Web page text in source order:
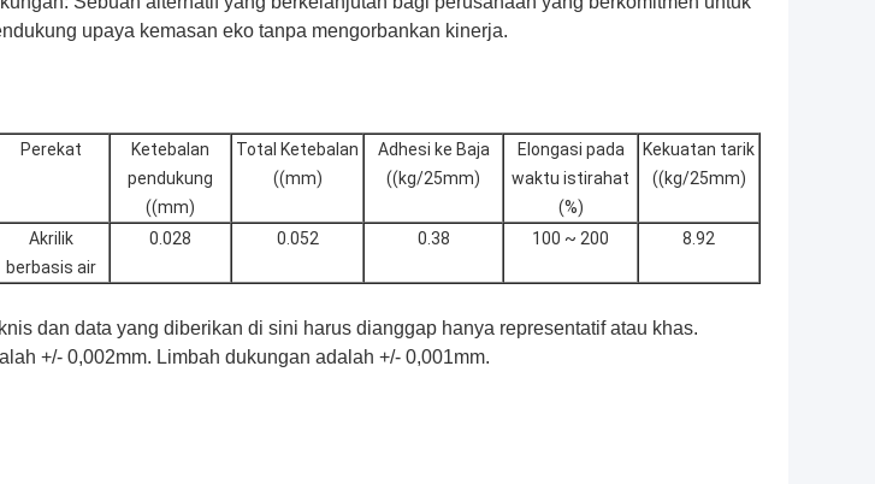
upaya kemasan eko tanpa mengorbankan kinerja.
Perekat
Ketebalan
pendukung
((mm)
Total Ketebalan
((mm)
Adhesi ke Baja
((kg/25mm)
Elongasi pada
waktu istirahat
(%)
Kekuatan tarik
((kg/25mm)
Akrilik
berbasis air
0.028 0.052 0.38 100 ~ 200 8.92
dan data yang diberikan di sini harus dianggap hanya representatif atau khas.
+/- 0,002mm. Limbah dukungan adalah +/- 0,001mm.